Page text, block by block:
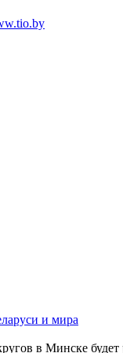
и мира
в Минске будет